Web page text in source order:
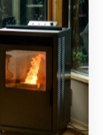
冬の暮ら
だけ変わる？
室内を均一に暖
ラが少なく、や